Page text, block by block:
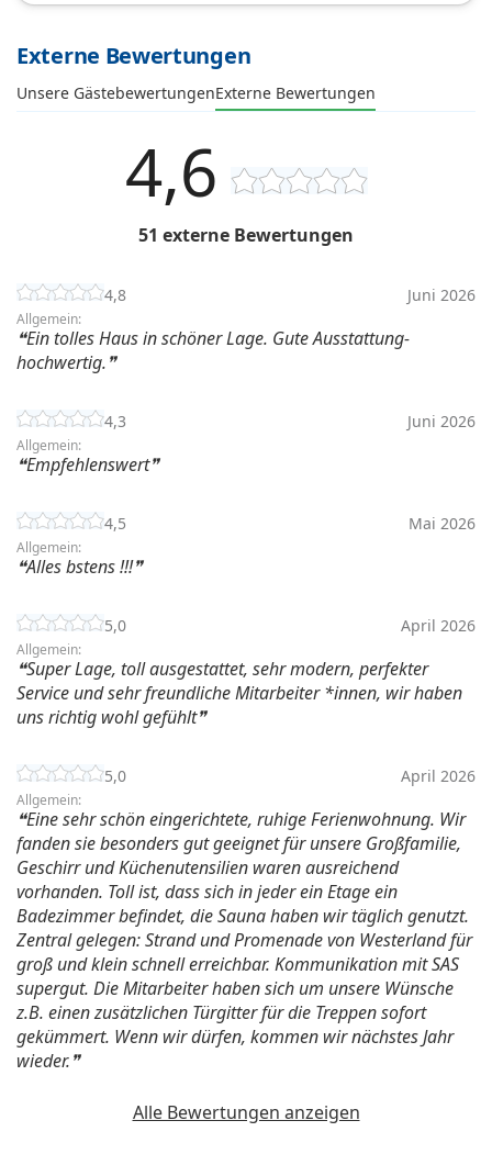
Externe Bewertungen
Unsere GästebewertungenExterne Bewertungen
4,6
51 externe Bewertungen
4,8 Juni 2026
Allgemein:
Ein tolles Haus in schöner Lage. Gute Ausstattung-
hochwertig.
4,3 Juni 2026
Allgemein:
Empfehlenswert
4,5 Mai 2026
Allgemein:
Alles bstens !!!
5,0 April 2026
Allgemein:
Super Lage, toll ausgestattet, sehr modern, perfekter
Service und sehr freundliche Mitarbeiter *innen, wir haben
uns richtig wohl gefühlt
5,0 April 2026
Allgemein:
Eine sehr schön eingerichtete, ruhige Ferienwohnung. Wir
fanden sie besonders gut geeignet für unsere Großfamilie,
Geschirr und Küchenutensilien waren ausreichend
vorhanden. Toll ist, dass sich in jeder ein Etage ein
Badezimmer befindet, die Sauna haben wir täglich genutzt.
Zentral gelegen: Strand und Promenade von Westerland für
groß und klein schnell erreichbar. Kommunikation mit SAS
supergut. Die Mitarbeiter haben sich um unsere Wünsche
z.B. einen zusätzlichen Türgitter für die Treppen sofort
gekümmert. Wenn wir dürfen, kommen wir nächstes Jahr
wieder.
Alle Bewertungen anzeigen